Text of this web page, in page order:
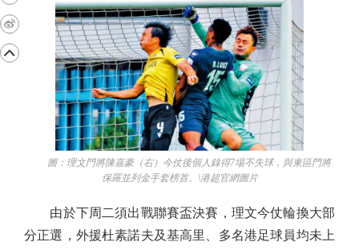
圖：理文門將陳嘉豪（右）今仗後個人錄得7場不失球，與東區門將
保羅並列金手套榜首。\港超官網圖片
由於下周二須出戰聯賽盃決賽，理文今仗輪換大部
分正選，外援杜素諾夫及基高里、多名港足球員均未上